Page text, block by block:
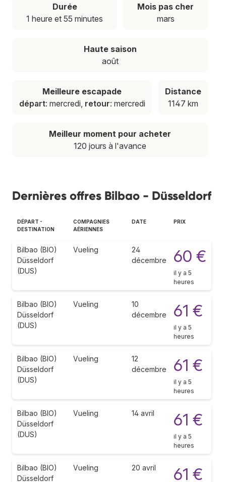
Durée
1 heure et 55 minutes
Mois pas cher
mars
Haute saison
août
Meilleure escapade
départ: mercredi, retour: mercredi
Distance
1147 km
Meilleur moment pour acheter
120 jours à l'avance
Dernières offres Bilbao - Düsseldorf
DÉPART -
DESTINATION
COMPAGNIES
AÉRIENNES
DATE PRIX
Bilbao (BIO)
Düsseldorf
(DUS)
Vueling
24
décembre
60 €
il y a 5
heures
Bilbao (BIO)
Düsseldorf
(DUS)
Vueling
10
décembre
61 €
il y a 5
heures
Bilbao (BIO)
Düsseldorf
(DUS)
Vueling
12
décembre
61 €
il y a 5
heures
Bilbao (BIO)
Düsseldorf
(DUS)
Vueling 14 avril 61 €
il y a 5
heures
Bilbao (BIO)
Düsseldorf
Vueling 20 avril 61 €